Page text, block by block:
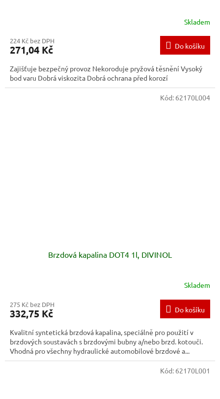
Skladem
224 Kč bez DPH
271,04 Kč Do košíku
Zajišťuje bezpečný provoz Nekoroduje pryžová těsnění Vysoký
bod varu Dobrá viskozita Dobrá ochrana před korozí
Brzdová kapalina DOT4 1l, DIVINOL
Skladem
275 Kč bez DPH
332,75 Kč Do košíku
Kvalitní syntetická brzdová kapalina, speciálně pro použití v
brzdových soustavách s brzdovými bubny a/nebo brzd. kotouči.
Vhodná pro všechny hydraulické automobilové brzdové a...
Kód: 62170L004
Kód: 62170L001